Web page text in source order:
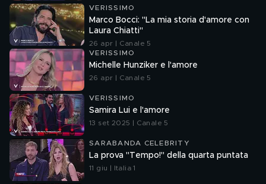
VERISSIMO
Marco Bocci: "La mia storia d'amore con
Laura Chiatti"
26 apr | Canale 5
VERISSIMO
Michelle Hunziker e l'amore
26 apr | Canale 5
VERISSIMO
Samira Lui e l'amore
13 set 2025 | Canale 5
SARABANDA CELEBRITY
La prova "Tempo!" della quarta puntata
11 giu | Italia 1